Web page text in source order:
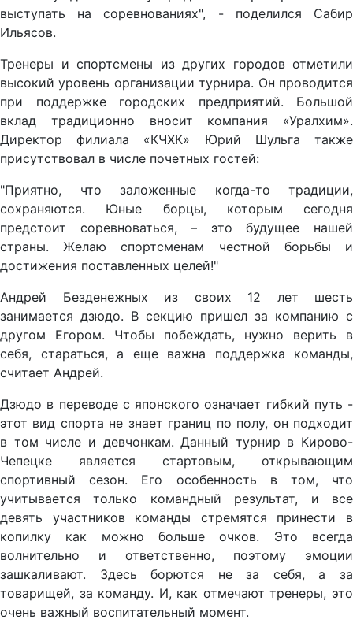
выступать на соревнованиях", - поделился Сабир
Ильясов.
Тренеры и спортсмены из других городов отметили
высокий уровень организации турнира. Он проводится
при поддержке городских предприятий. Большой
вклад традиционно вносит компания «Уралхим».
Директор филиала «КЧХК» Юрий Шульга также
присутствовал в числе почетных гостей:
"Приятно, что заложенные когда-то традиции,
сохраняются. Юные борцы, которым сегодня
предстоит соревноваться, – это будущее нашей
страны. Желаю спортсменам честной борьбы и
достижения поставленных целей!"
Андрей Безденежных из своих 12 лет шесть
занимается дзюдо. В секцию пришел за компанию с
другом Егором. Чтобы побеждать, нужно верить в
себя, стараться, а еще важна поддержка команды,
считает Андрей.
Дзюдо в переводе с японского означает гибкий путь -
этот вид спорта не знает границ по полу, он подходит
в том числе и девчонкам. Данный турнир в Кирово-
Чепецке является стартовым, открывающим
спортивный сезон. Его особенность в том, что
учитывается только командный результат, и все
девять участников команды стремятся принести в
копилку как можно больше очков. Это всегда
волнительно и ответственно, поэтому эмоции
зашкаливают. Здесь борются не за себя, а за
товарищей, за команду. И, как отмечают тренеры, это
очень важный воспитательный момент.